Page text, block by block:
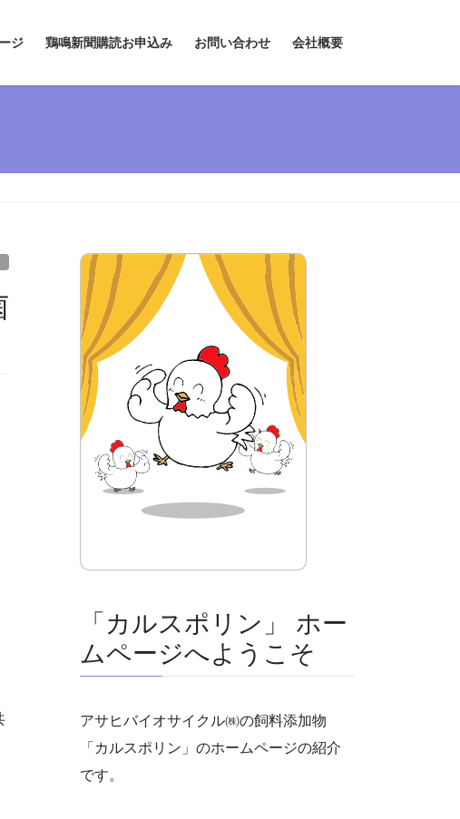
ジ 鶏鳴新聞購読お申込み お問い合わせ 会社概要
「カルスポリン」 ホー
ムページへようこそ
アサヒバイオサイクル㈱の飼料添加物
「カルスポリン」のホームページの紹介
です。